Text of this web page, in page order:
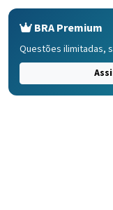
BRA Premium
Questões ilimitadas,